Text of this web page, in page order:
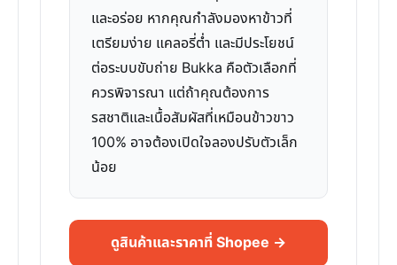
และอร่อย หากคุณกำลังมองหาข้าวที่
เตรียมง่าย แคลอรี่ต่ำ และมีประโยชน์
ต่อระบบขับถ่าย Bukka คือตัวเลือกที่
ควรพิจารณา แต่ถ้าคุณต้องการ
รสชาติและเนื้อสัมผัสที่เหมือนข้าวขาว
100% อาจต้องเปิดใจลองปรับตัวเล็ก
น้อย
ดูสินค้าและราคาที่ Shopee →